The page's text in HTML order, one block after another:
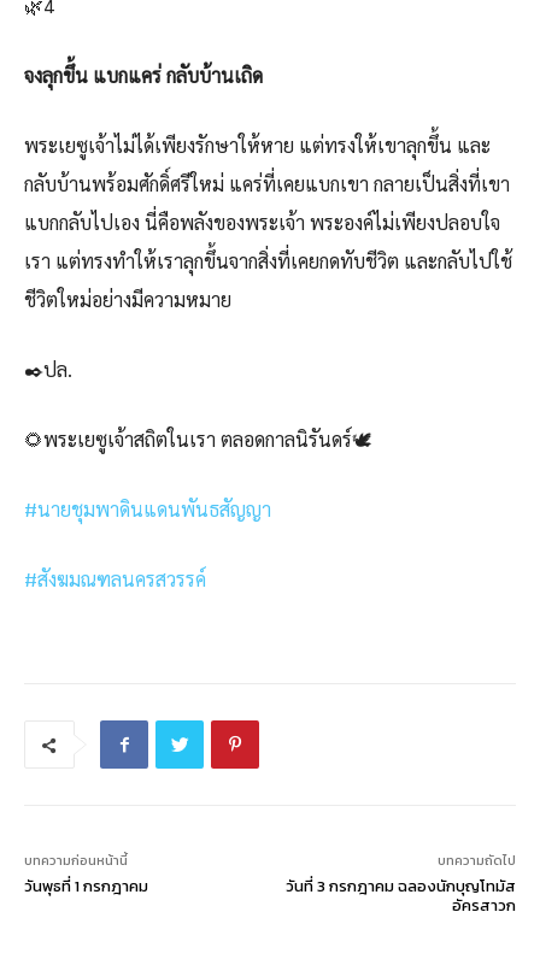
🌿4
จงลุกขึ้น แบกแคร่ กลับบ้านเถิด
พระเยซูเจ้าไม่ได้เพียงรักษาให้หาย แต่ทรงให้เขาลุกขึ้น และ
กลับบ้านพร้อมศักดิ์ศรีใหม่ แคร่ที่เคยแบกเขา กลายเป็นสิ่งที่เขา
แบกกลับไปเอง นี่คือพลังของพระเจ้า พระองค์ไม่เพียงปลอบใจ
เรา แต่ทรงทำให้เราลุกขึ้นจากสิ่งที่เคยกดทับชีวิต และกลับไปใช้
ชีวิตใหม่อย่างมีความหมาย
✒️ปล.
🌻พระเยซูเจ้าสถิตในเรา ตลอดกาลนิรันดร์🕊️
#นายชุมพาดินแดนพันธสัญญา
#สังฆมณฑลนครสวรรค์
บทความก่อนหน้านี้
วันพุธที่ 1 กรกฎาคม
บทความถัดไป
วันที่ 3 กรกฎาคม ฉลองนักบุญโทมัส
อัครสาวก